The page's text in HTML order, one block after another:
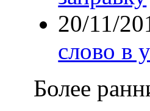
20/11/
слово в
Более